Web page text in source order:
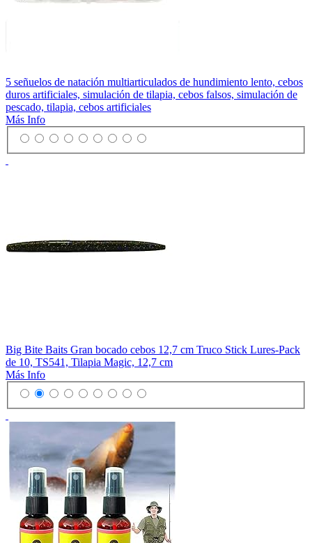
5 señuelos de natación multiarticulados de hundimiento lento, cebos
duros artificiales, simulación de tilapia, cebos falsos, simulación de
pescado, tilapia, cebos artificiales
Más Info
Big Bite Baits Gran bocado cebos 12,7 cm Truco Stick Lures-Pack
de 10, TS541, Tilapia Magic, 12,7 cm
Más Info